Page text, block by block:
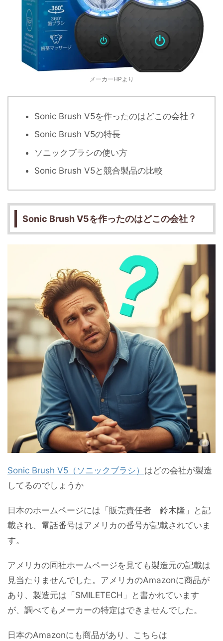
メーカーHPより
Sonic Brush V5を作ったのはどこの会社？
Sonic Brush V5の特長
ソニックブラシの使い方
Sonic Brush V5と競合製品の比較
Sonic Brush V5を作ったのはどこの会社？
Sonic Brush V5（ソニックブラシ） はどの会社が製造
してるのでしょうか
日本のホームページには「販売責任者 鈴木隆」と記
載され、電話番号はアメリカの番号が記載されていま
す。
アメリカの同社ホームページを見ても製造元の記載は
見当たりませんでした。アメリカのAmazonに商品が
あり、製造元は「SMILETECH」と書かれています
が、調べてもメーカーの特定はできませんでした。
日本のAmazonにも商品があり、こちらは